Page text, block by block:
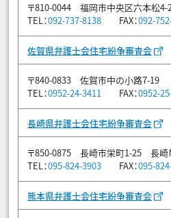
〒810-0044 福岡市中央区六本松
TEL：092-737-8138 FAX：092-
佐賀県弁護士会住宅紛争審査会
〒840-0833 佐賀市中の小路7-19
TEL：0952-24-3411 FAX：0952-
長崎県弁護士会住宅紛争審査会
〒850-0875 長崎市栄町1-25 長崎
TEL：095-824-3903 FAX：095-
熊本県弁護士会住宅紛争審査会